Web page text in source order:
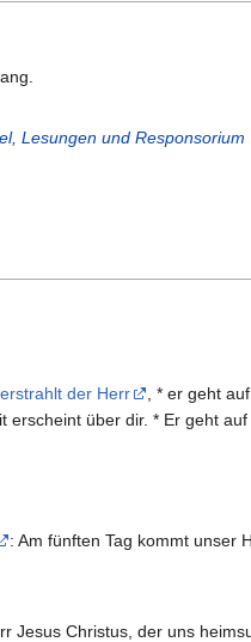
Lesungen und Responsorium
der Herr , * er geht
erscheint über dir. * Er geht
: Am fünften Tag kommt unser
Jesus Christus, der uns